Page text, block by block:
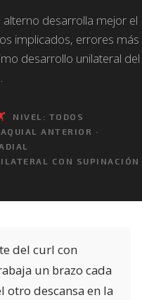
desarrolla mejor el
implicados, errores más
desarrollo unilateral del
NIVEL: TODOS
ANTERIOR ·
CON SUPINACIÓN
del curl con
un brazo cada
descansa en la